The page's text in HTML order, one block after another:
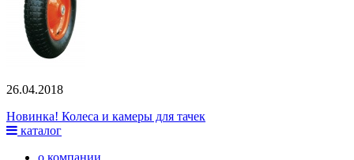
26.04.2018
Новинка! Колеса и камеры для тачек
каталог